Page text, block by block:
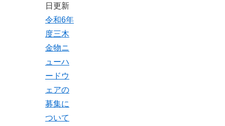
日更新
令和6年
度三木
金物ニ
ューハ
ードウ
ェアの
募集に
ついて